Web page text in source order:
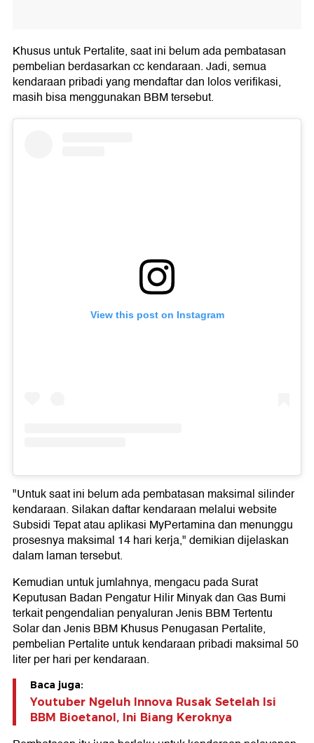
Khusus untuk Pertalite, saat ini belum ada pembatasan
pembelian berdasarkan cc kendaraan. Jadi, semua
kendaraan pribadi yang mendaftar dan lolos verifikasi,
masih bisa menggunakan BBM tersebut.
View this post on Instagram
"Untuk saat ini belum ada pembatasan maksimal silinder
kendaraan. Silakan daftar kendaraan melalui website
Subsidi Tepat atau aplikasi MyPertamina dan menunggu
prosesnya maksimal 14 hari kerja," demikian dijelaskan
dalam laman tersebut.
Kemudian untuk jumlahnya, mengacu pada Surat
Keputusan Badan Pengatur Hilir Minyak dan Gas Bumi
terkait pengendalian penyaluran Jenis BBM Tertentu
Solar dan Jenis BBM Khusus Penugasan Pertalite,
pembelian Pertalite untuk kendaraan pribadi maksimal 50
liter per hari per kendaraan.
Baca juga:
Youtuber Ngeluh Innova Rusak Setelah Isi
BBM Bioetanol, Ini Biang Keroknya